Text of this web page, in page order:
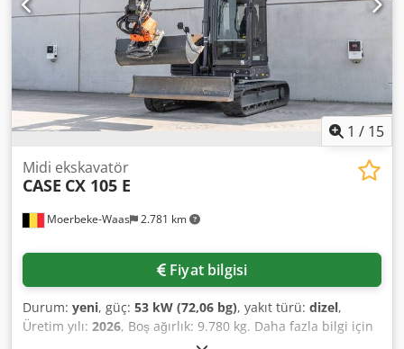
kullanıma hazır Daha fazla bilgi için veya bir inceleme
randevusu ayarlamak için lütfen bizimle iletişime geçin. =
Ek Bilgiler = Üretim Yılı: 2012 Boş Ağırlık: 5.800 kg Yük
Kapasitesi: 1.540 kg Toplam Ağırlık: 7.340 kg Teknik Durum:
Çok iyi Görsel Durum: Çok iyi Seri Numarası:
FNH121ESNCHP00140 Daha fazla bilgi için Gerrit
Haverhoek ile iletişime geçin.
1 / 15
Moerbeke-Waas 2.781 km
Midi ekskavatör
CASE CX 105 E
Fiyat bilgisi
Durum: yeni, güç: 53 kW (72,06 bg), yakıt türü: dizel,
Üretim yılı: 2026, Boş ağırlık: 9.780 kg. Daha fazla bilgi için
lütfen KEY-TEC Satış ile iletişime geçin. Chsdpfx Abjzrrw